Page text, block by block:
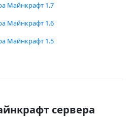
Майнкрафт 1.7
Майнкрафт 1.6
Майнкрафт 1.5
сервера